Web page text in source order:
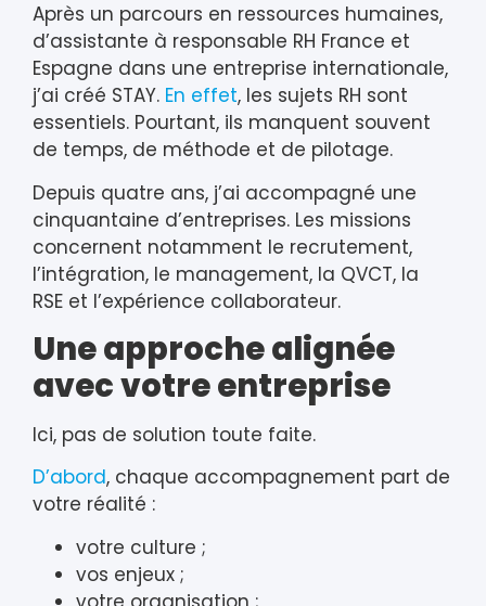
Après un parcours en ressources humaines,
d’assistante à responsable RH France et
Espagne dans une entreprise internationale,
j’ai créé STAY. En effet, les sujets RH sont
essentiels. Pourtant, ils manquent souvent
de temps, de méthode et de pilotage.
Depuis quatre ans, j’ai accompagné une
cinquantaine d’entreprises. Les missions
concernent notamment le recrutement,
l’intégration, le management, la QVCT, la
RSE et l’expérience collaborateur.
Une approche alignée
avec votre entreprise
Ici, pas de solution toute faite.
D’abord, chaque accompagnement part de
votre réalité :
votre culture ;
vos enjeux ;